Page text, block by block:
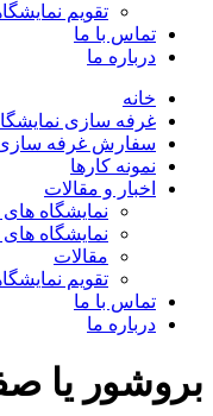
تقویم
تماس با ما
درباره ما
خانه
غرفه سازی
سفارش غرفه
نمونه کارها
اخبار و مقالات
نمایشگاه های
نمایشگاه
مقالات
تقویم
تماس با ما
درباره ما
بروشور یا